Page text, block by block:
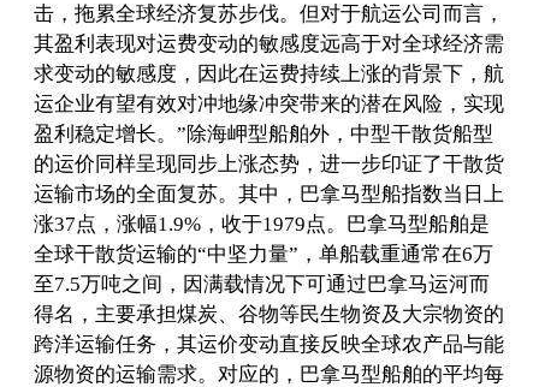
击，拖累全球经济复苏步伐。但对于航运公司而言，
其盈利表现对运费变动的敏感度远高于对全球经济需
求变动的敏感度，因此在运费持续上涨的背景下，航
运企业有望有效对冲地缘冲突带来的潜在风险，实现
盈利稳定增长。”除海岬型船舶外，中型干散货船型
的运价同样呈现同步上涨态势，进一步印证了干散货
运输市场的全面复苏。其中，巴拿马型船指数当日上
涨37点，涨幅1.9%，收于1979点。巴拿马型船舶是
全球干散货运输的“中坚力量”，单船载重通常在6万
至7.5万吨之间，因满载情况下可通过巴拿马运河而
得名，主要承担煤炭、谷物等民生物资及大宗物资的
跨洋运输任务，其运价变动直接反映全球农产品与能
源物资的运输需求。对应的，巴拿马型船舶的平均每